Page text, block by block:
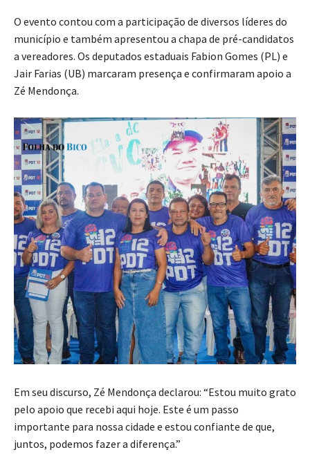
O evento contou com a participação de diversos líderes do
município e também apresentou a chapa de pré-candidatos
a vereadores. Os deputados estaduais Fabion Gomes (PL) e
Jair Farias (UB) marcaram presença e confirmaram apoio a
Zé Mendonça.
Em seu discurso, Zé Mendonça declarou: “Estou muito grato
pelo apoio que recebi aqui hoje. Este é um passo
importante para nossa cidade e estou confiante de que,
juntos, podemos fazer a diferença.”